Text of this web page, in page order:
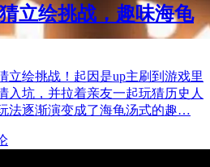
立绘挑战，趣味海龟
立绘挑战！起因是up主刷到游戏里
入坑，并拉着亲友一起玩猜历史人
法逐渐演变成了海龟汤式的趣…